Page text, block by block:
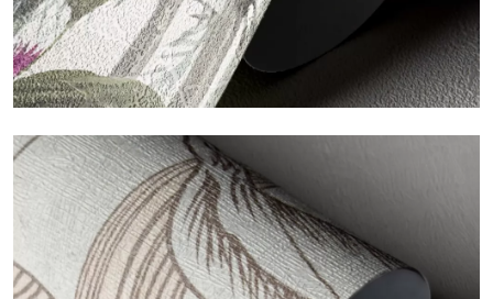
Vinilo
Los acabados vinílicos de los papeles pintados de
Tecnografica ofrecen superficies resistentes, texturizadas y
visualmente sofisticadas.